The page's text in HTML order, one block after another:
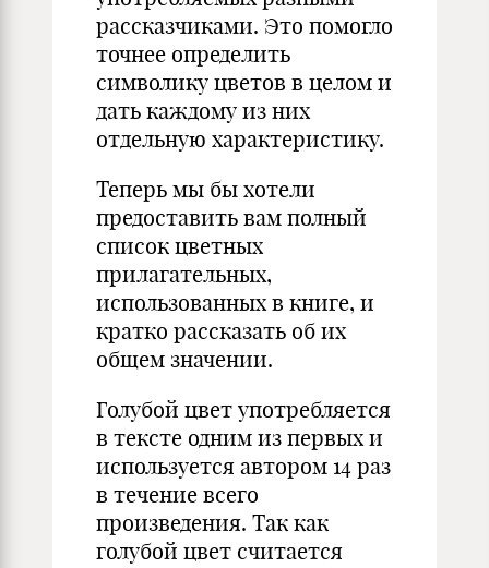
рассказчиками. Это помогло
точнее определить
символику цветов в целом и
дать каждому из них
отдельную характеристику.
Теперь мы бы хотели
предоставить вам полный
список цветных
прилагательных,
использованных в книге, и
кратко рассказать об их
общем значении.
Голубой цвет употребляется
в тексте одним из первых и
используется автором 14 раз
в течение всего
произведения. Так как
голубой цвет считается